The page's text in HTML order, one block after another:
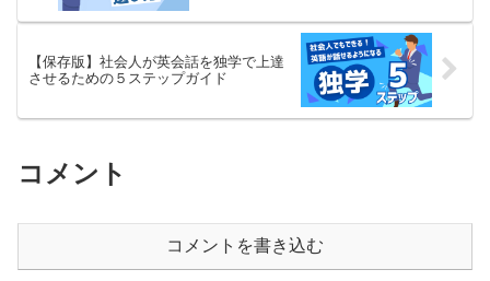
【保存版】社会人が英会話を独学で上達
させるための５ステップガイド
コメント
コメントを書き込む